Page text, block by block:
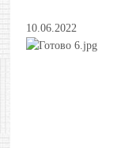
10.06.2022